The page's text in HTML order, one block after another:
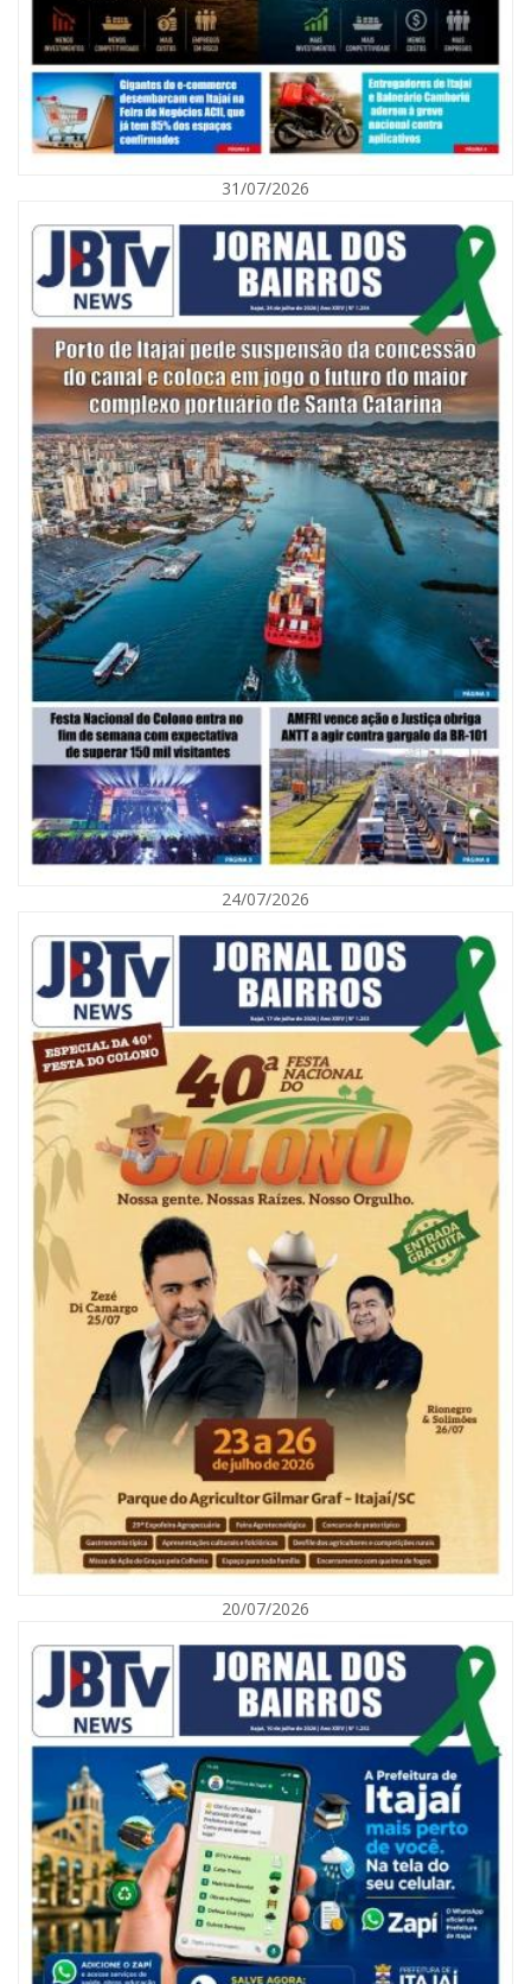
Defesa Civil de Itajaí alerta para chuva, ventos fortes e queda de
temperatura
ITAJAÍ
06/08/2026 | 10:02
Audiência pública debate Programa Municipal de Habitação de Interesse
Social em Itajaí
06/08/2026 | 10:04
Ação oferece testes rápidos para HIV, sífilis e hepatites nesta quinta (6) e
sexta-feira (7)
GERAL
31/07/2026
24/07/2026
20/07/2026